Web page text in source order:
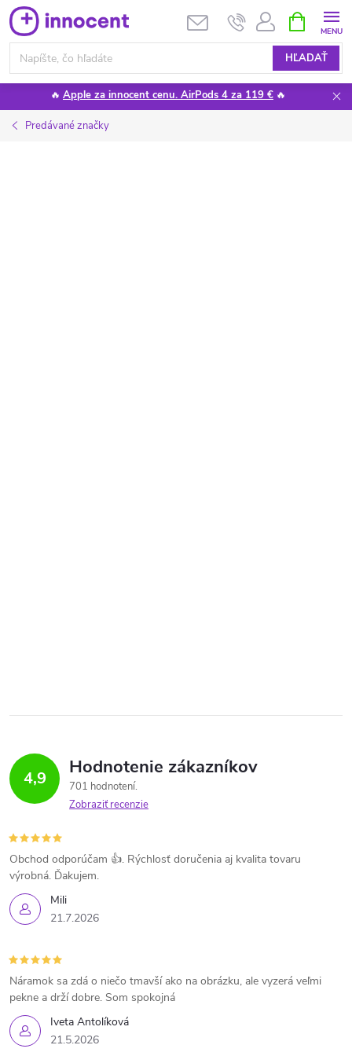
Prejsť
na
obsah
HĽADAŤ
KOŠÍK
🔥 Apple za innocent cenu. AirPods 4 za 119 € 🔥
Predávané značky
4,9 Hodnotenie zákazníkov
701 hodnotení
Zobraziť recenzie
Mili
21.7.2026
Obchod odporúčam 👍. Rýchlosť doručenia aj kvalita tovaru
výrobná. Ďakujem.
Iveta Antolíková
21.5.2026
Náramok sa zdá o niečo tmavší ako na obrázku, ale vyzerá veľmi
pekne a drží dobre. Som spokojná